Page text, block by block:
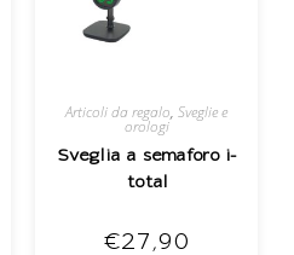
Articoli da regalo, Sveglie e
orologi
Sveglia a semaforo i-
total
€27,90